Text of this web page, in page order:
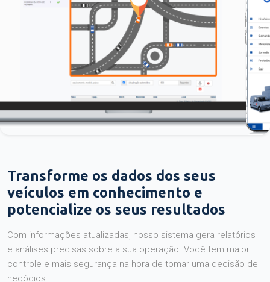
Transforme os dados dos seus
veículos em conhecimento e
potencialize os seus resultados
Com informações atualizadas, nosso sistema gera relatórios
e análises precisas sobre a sua operação. Você tem maior
controle e mais segurança na hora de tomar uma decisão de
negócios.